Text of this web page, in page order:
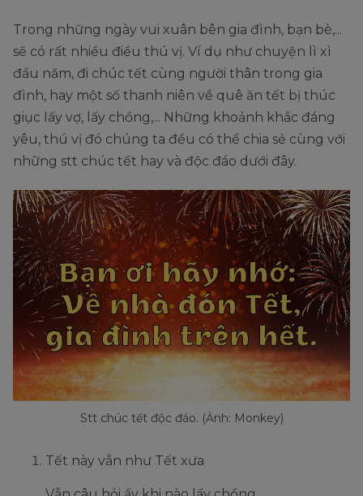
Trong những ngày vui xuân bên gia đình, bạn bè,...
sẽ có rất nhiều điều thú vị. Ví dụ như chuyện lì xì
đầu năm, đi chúc tết cùng người thân trong gia
đình, hay một số thanh niên về quê ăn tết bị thúc
giục lấy vợ, lấy chồng,... Những khoảnh khắc đáng
yêu, thú vị đó chúng ta đều có thể chia sẻ cùng với
những stt chúc tết hay và độc đáo dưới đây.
Stt chúc tết độc đáo. (Ảnh: Monkey)
Tết này vẫn như Tết xưa